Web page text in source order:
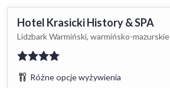
Hotel Krasicki History & SPA
Lidzbark Warmiński, warmińsko-mazurskie
Różne opcje wyżywienia